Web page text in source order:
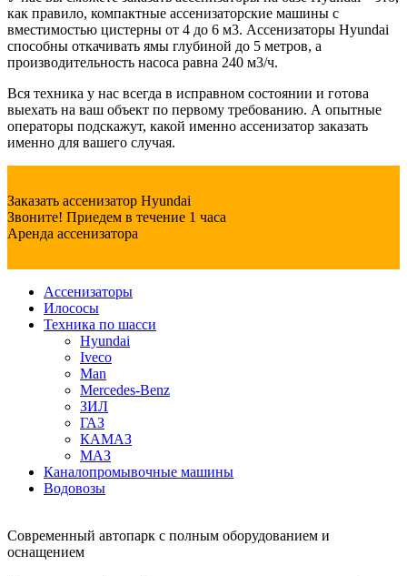
как правило, компактные ассенизаторские машины с
вместимостью цистерны от 4 до 6 м3. Ассенизаторы Hyundai
способны откачивать ямы глубиной до 5 метров, а
производительность насоса равна 240 м3/ч.
Вся техника у нас всегда в исправном состоянии и готова
выехать на ваш объект по первому требованию. А опытные
операторы подскажут, какой именно ассенизатор заказать
именно для вашего случая.
Заказать ассенизатор Hyundai
Звоните! Приедем в течение 1 часа
Аренда ассенизатора
Ассенизаторы
Илососы
Техника по шасси
Hyundai
Iveco
Man
Mercedes-Benz
ЗИЛ
ГАЗ
КАМАЗ
МАЗ
Каналопромывочные машины
Водовозы
Современный автопарк с полным оборудованием и
оснащением